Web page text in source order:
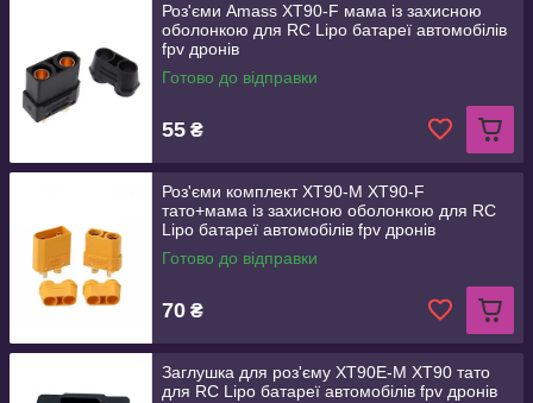
Роз'єми Amass XT90-F мама із захисною
оболонкою для RC Lipo батареї автомобілів
fpv дронів
Готово до відправки
55 ₴
Роз'єми комплект XT90-M XT90-F
тато+мама із захисною оболонкою для RC
Lipo батареї автомобілів fpv дронів
Готово до відправки
70 ₴
Заглушка для роз'єму XT90E-M XT90 тато
для RC Lipo батареї автомобілів fpv дронів